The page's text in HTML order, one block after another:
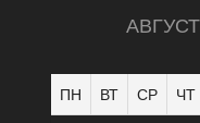
АВГУСТ
ПН ВТ СР ЧТ